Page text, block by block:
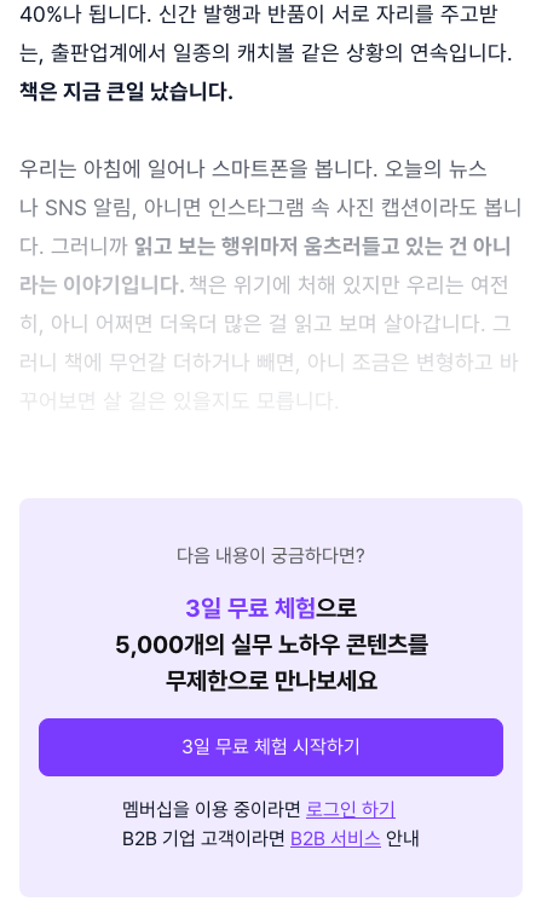
40%나 됩니다. 신간 발행과 반품이 서로 자리를 주고받
는, 출판업계에서 일종의 캐치볼 같은 상황의 연속입니다.
책은 지금 큰일 났습니다.
우리는 아침에 일어나 스마트폰을 봅니다. 오늘의 뉴스
나 SNS 알림, 아니면 인스타그램 속 사진 캡션이라도 봅니
다. 그러니까 읽고 보는 행위마저 움츠러들고 있는 건 아니
라는 이야기입니다. 책은 위기에 처해 있지만 우리는 여전
히, 아니 어쩌면 더욱더 많은 걸 읽고 보며 살아갑니다. 그
러니 책에 무언갈 더하거나 빼면, 아니 조금은 변형하고 바
꾸어보면 살 길은 있을지도 모릅니다.
다음 내용이 궁금하다면?
3일 무료 체험으로
5,000개의 실무 노하우 콘텐츠를
무제한으로 만나보세요
3일 무료 체험 시작하기
멤버십을 이용 중이라면 로그인 하기
B2B 기업 고객이라면 B2B 서비스 안내